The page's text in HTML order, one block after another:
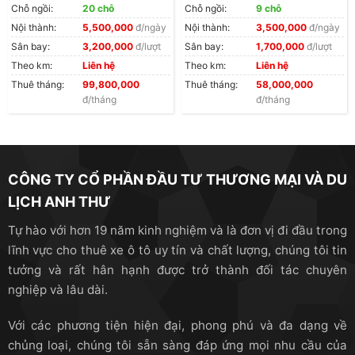
Hình ảnh: Xe Limousine sang trọng, quý phái
Khi xã hội phát triển hiện đại hơn, chất lượng cuộc
sống đi lên, xu thế thay đổi quan điểm từ “Ăn chắc,
mặc bền” chuyển hướng sang “Ăn ngon, mặc đẹp”, thì
thế, nhu cầu sở hữu hay sử dụng những chiếc xe
Limousine chất lượng cao trở nên phổ biến rộng rãi
hơn không còn bó hẹp trong phạm vi giới thượng lưu
nữa.
Xu thế dùng xe Limousine tại Việt Nam
Cũng không nằm ngoài xu thế của thế giới, những
chiếc xe tiện nghi sang trọng cũng được phổ biến rộng
Limousine được phát triển với nhiều phiên bản hơn để
đáp ứng đa dạng các nhu cầu của khách hàng.
Chỗ ngồi:
20 chỗ
Nội thành:
5,500,000 đ/ngày
Sân bay:
3,200,000 đ/lượt
Theo km:
Liên hệ
Thuê tháng:
99,800,000
đ/tháng
Chỗ ngồi:
9 chỗ
Nội thành:
3,500,000 đ/ngày
Sân bay:
1,700,000 đ/lượt
Theo km:
Liên hệ
Thuê tháng:
58,000,000
đ/tháng
CÔNG TY CỔ PHẦN ĐẦU TƯ THƯƠNG MẠI VÀ DU
LỊCH ANH THƯ
Tự hào với hơn 19 năm kinh nghiệm và là đơn vị đi đầu trong
lĩnh vực cho thuê xe ô tô uy tín và chất lượng, chúng tôi tin
tưởng và rất hân hạnh được trở thành đối tác chuyên
nghiệp và lâu dài.
Với các phương tiện hiện đại, phong phú và đa dạng về
chủng loại, chúng tôi sẵn sàng đáp ứng mọi nhu cầu của